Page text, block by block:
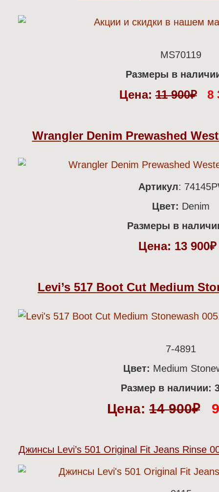
MS70119
Размеры в
Цена: 11 900₽ 8
Wrangler Denim Prewashed
Артикул:
Цвет: Denim
Размеры в
Цена: 13 900
Levi’s 517 Boot Cut Medium
7-4891
Цвет: Medium
Размер в наличии:
Цена: 14 900₽ 9
Джинсы Levi’s 501 Original Fit Jeans Rinse